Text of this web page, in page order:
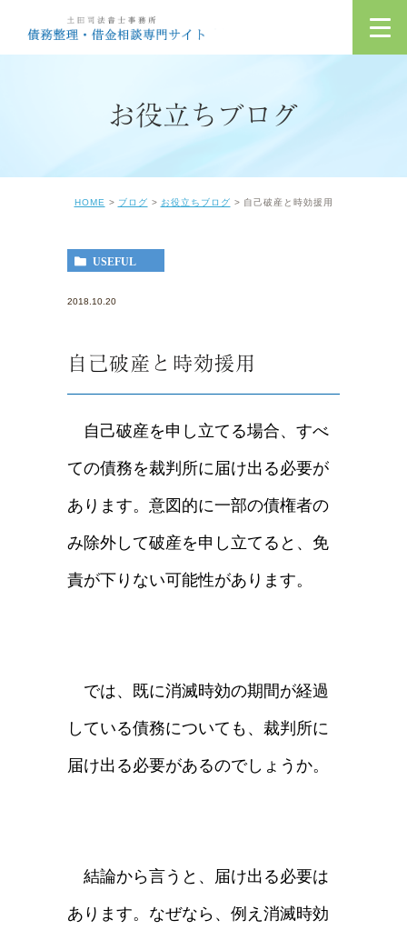
お役立ちブログ
HOME ブログ お役立ちブログ 自己破産と時効援用
USEFUL
2018.10.20
自己破産と時効援用
自己破産を申し立てる場合、すべ
ての債務を裁判所に届け出る必要が
あります。意図的に一部の債権者の
み除外して破産を申し立てると、免
責が下りない可能性があります。
では、既に消滅時効の期間が経過
している債務についても、裁判所に
届け出る必要があるのでしょうか。
結論から言うと、届け出る必要は
あります。なぜなら、例え消滅時効